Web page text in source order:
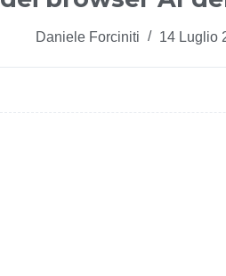
Daniele Forciniti 14 Luglio